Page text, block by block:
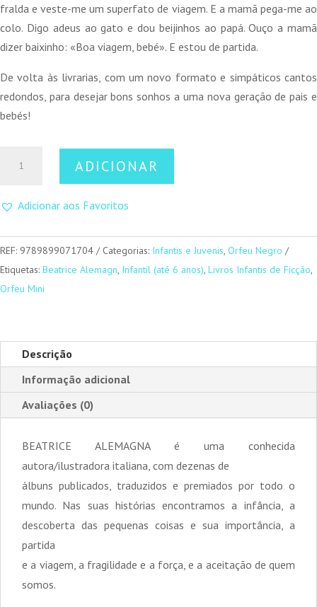
fralda e veste-me um superfato de viagem. E a mamã pega-me ao
colo. Digo adeus ao gato e dou beijinhos ao papá. Ouço a mamã
dizer baixinho: «Boa viagem, bebé». E estou de partida.
De volta às livrarias, com um novo formato e simpáticos cantos
redondos, para desejar bons sonhos a uma nova geração de pais e
bebés!
Viagem
ADICIONAR
Adicionar aos Favoritos
REF: 9789899071704 Categorias: Infantis e Juvenis, Orfeu Negro
Etiquetas: Beatrice Alemagn, Infantil (até 6 anos), Livros Infantis de Ficção,
Orfeu Mini
Descrição
Informação adicional
Avaliações (0)
BEATRICE ALEMAGNA é uma conhecida
autora/ilustradora italiana, com dezenas de
álbuns publicados, traduzidos e premiados por todo o
mundo. Nas suas histórias encontramos a infância, a
descoberta das pequenas coisas e sua importância, a
partida
e a viagem, a fragilidade e a força, e a aceitação de quem
somos.